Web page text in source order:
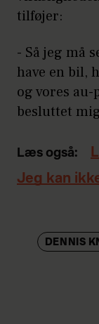
tilføjer:
- Så jeg må
have en bil,
og vores
besluttet
Læs også:
Jeg kan
DENNIS